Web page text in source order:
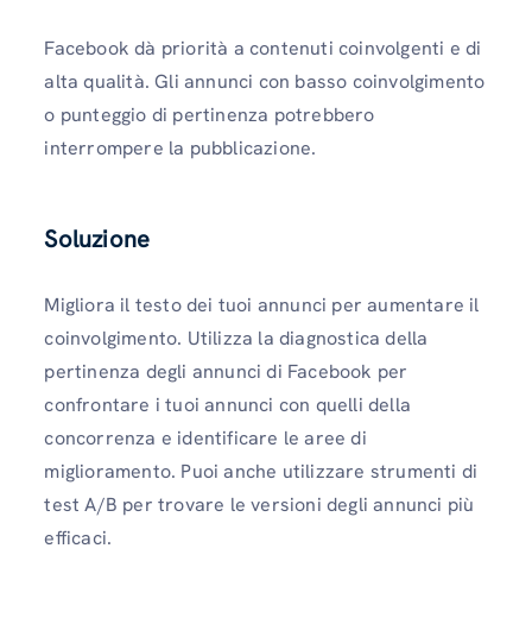
Facebook dà priorità a contenuti coinvolgenti e di
alta qualità. Gli annunci con basso coinvolgimento
o punteggio di pertinenza potrebbero
interrompere la pubblicazione.
Soluzione
Migliora il testo dei tuoi annunci per aumentare il
coinvolgimento. Utilizza la diagnostica della
pertinenza degli annunci di Facebook per
confrontare i tuoi annunci con quelli della
concorrenza e identificare le aree di
miglioramento. Puoi anche utilizzare strumenti di
test A/B per trovare le versioni degli annunci più
efficaci.